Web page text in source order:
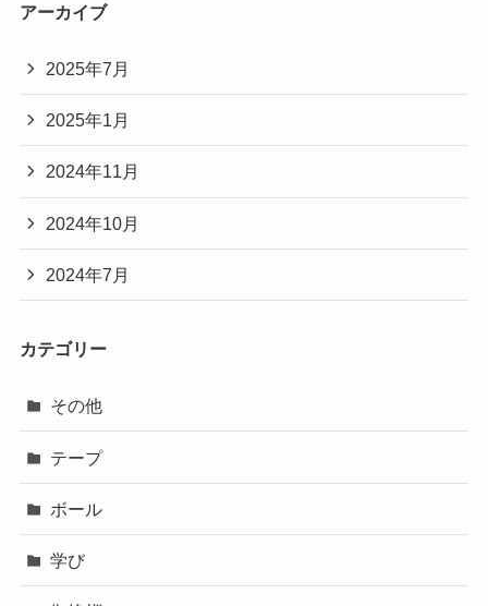
アーカイブ
2025年7月
2025年1月
2024年11月
2024年10月
2024年7月
カテゴリー
その他
テープ
ボール
学び